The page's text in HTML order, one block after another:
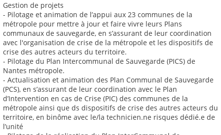
Gestion de projets
- Pilotage et animation de l’appui aux 23 communes de la
métropole pour mettre à jour et faire vivre leurs Plans
communaux de sauvegarde, en s’assurant de leur coordination
avec l'organisation de crise de la métropole et les dispositifs de
crise des autres acteurs du territoire.
- Pilotage du Plan Intercommunal de Sauvegarde (PICS) de
Nantes métropole.
- Actualisation et animation des Plan Communal de Sauvegarde
(PCS), en s’assurant de leur coordination avec le Plan
d’Intervention en cas de Crise (PIC) des communes de la
métropole ainsi que ds dispositifs de crise des autres acteurs du
territoire, en binôme avec le/la technicien.ne risques dédié.e de
l’unité